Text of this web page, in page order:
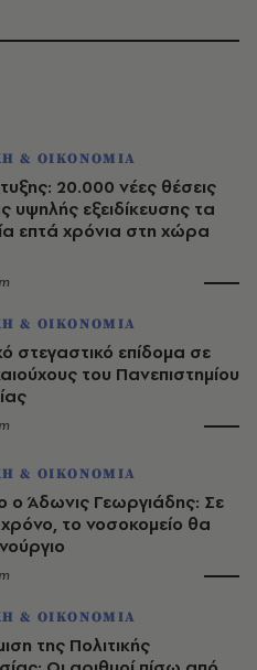
& ΟΙΚΟΝΟΜΙΑ
20.000 νέες θέσεις
υψηλής εξειδίκευσης τα
επτά χρόνια στη χώρα
& ΟΙΚΟΝΟΜΙΑ
στεγαστικό επίδομα σε
του Πανεπιστημίου
& ΟΙΚΟΝΟΜΙΑ
ο Άδωνις Γεωργιάδης: Σε
το νοσοκομείο θα
& ΟΙΚΟΝΟΜΙΑ
της Πολιτικής